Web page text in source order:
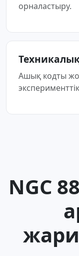
орналастыру.
Ашық кодты
NGC